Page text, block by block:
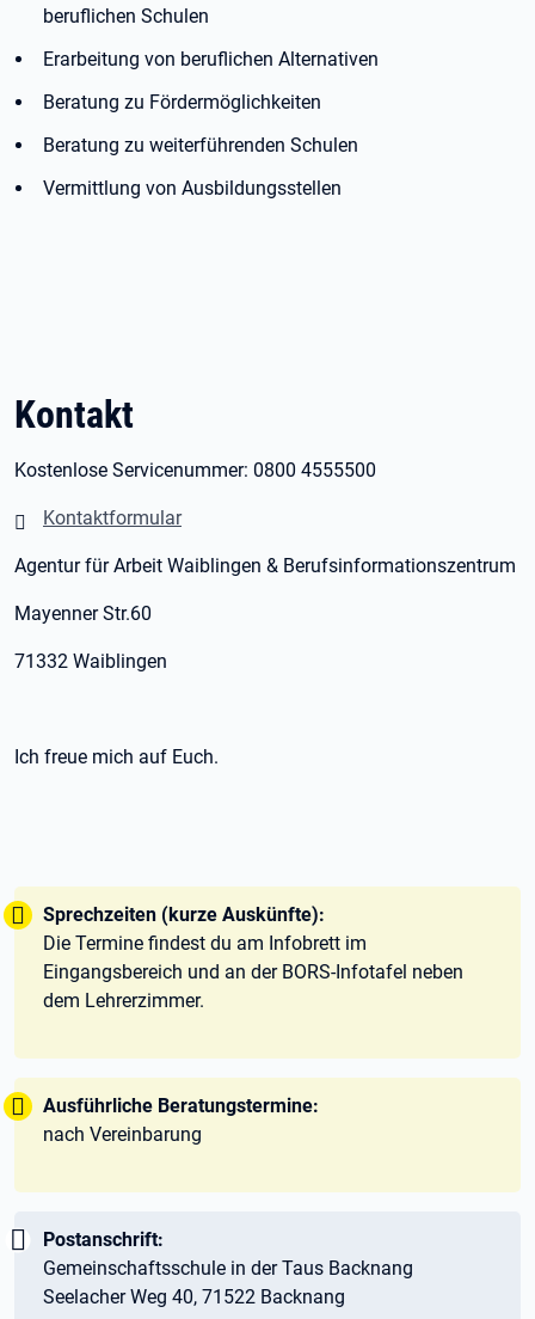
beruflichen Schulen
Erarbeitung von beruflichen Alternativen
Beratung zu Fördermöglichkeiten
Beratung zu weiterführenden Schulen
Vermittlung von Ausbildungsstellen
Kontakt
Kostenlose Servicenummer: 0800 4555500
Kontaktformular
Agentur für Arbeit Waiblingen & Berufsinformationszentrum
Mayenner Str.60
71332 Waiblingen
Ich freue mich auf Euch.
Tipp:
Sprechzeiten (kurze Auskünfte):
Die Termine findest du am Infobrett im
Eingangsbereich und an der BORS-Infotafel neben
dem Lehrerzimmer.
Tipp:
Ausführliche Beratungstermine:
nach Vereinbarung
Wichtig:
Postanschrift:
Gemeinschaftsschule in der Taus Backnang
Seelacher Weg 40, 71522 Backnang